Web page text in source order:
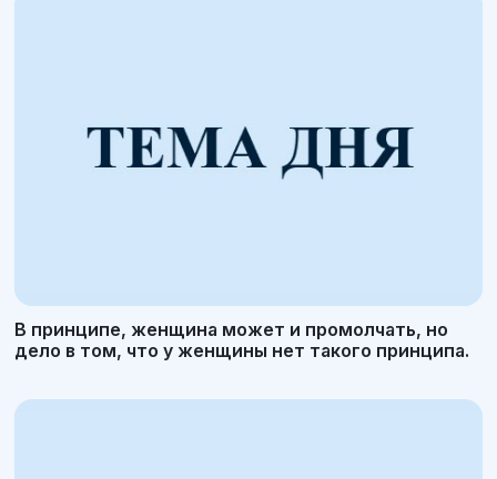
В принципе, женщина может и промолчать, но
дело в том, что у женщины нет такого принципа.